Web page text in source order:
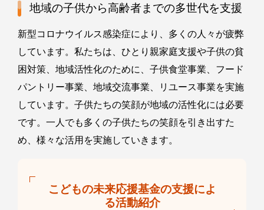
地域の子供から高齢者までの多世代を支援
新型コロナウイルス感染症により、多くの人々が疲弊
しています。私たちは、ひとり親家庭支援や子供の貧
困対策、地域活性化のために、子供食堂事業、フード
パントリー事業、地域交流事業、リユース事業を実施
しています。子供たちの笑顔が地域の活性化には必要
です。一人でも多くの子供たちの笑顔を引き出すた
め、様々な活用を実施していきます。
こどもの未来応援基金の支援によ
る活動紹介